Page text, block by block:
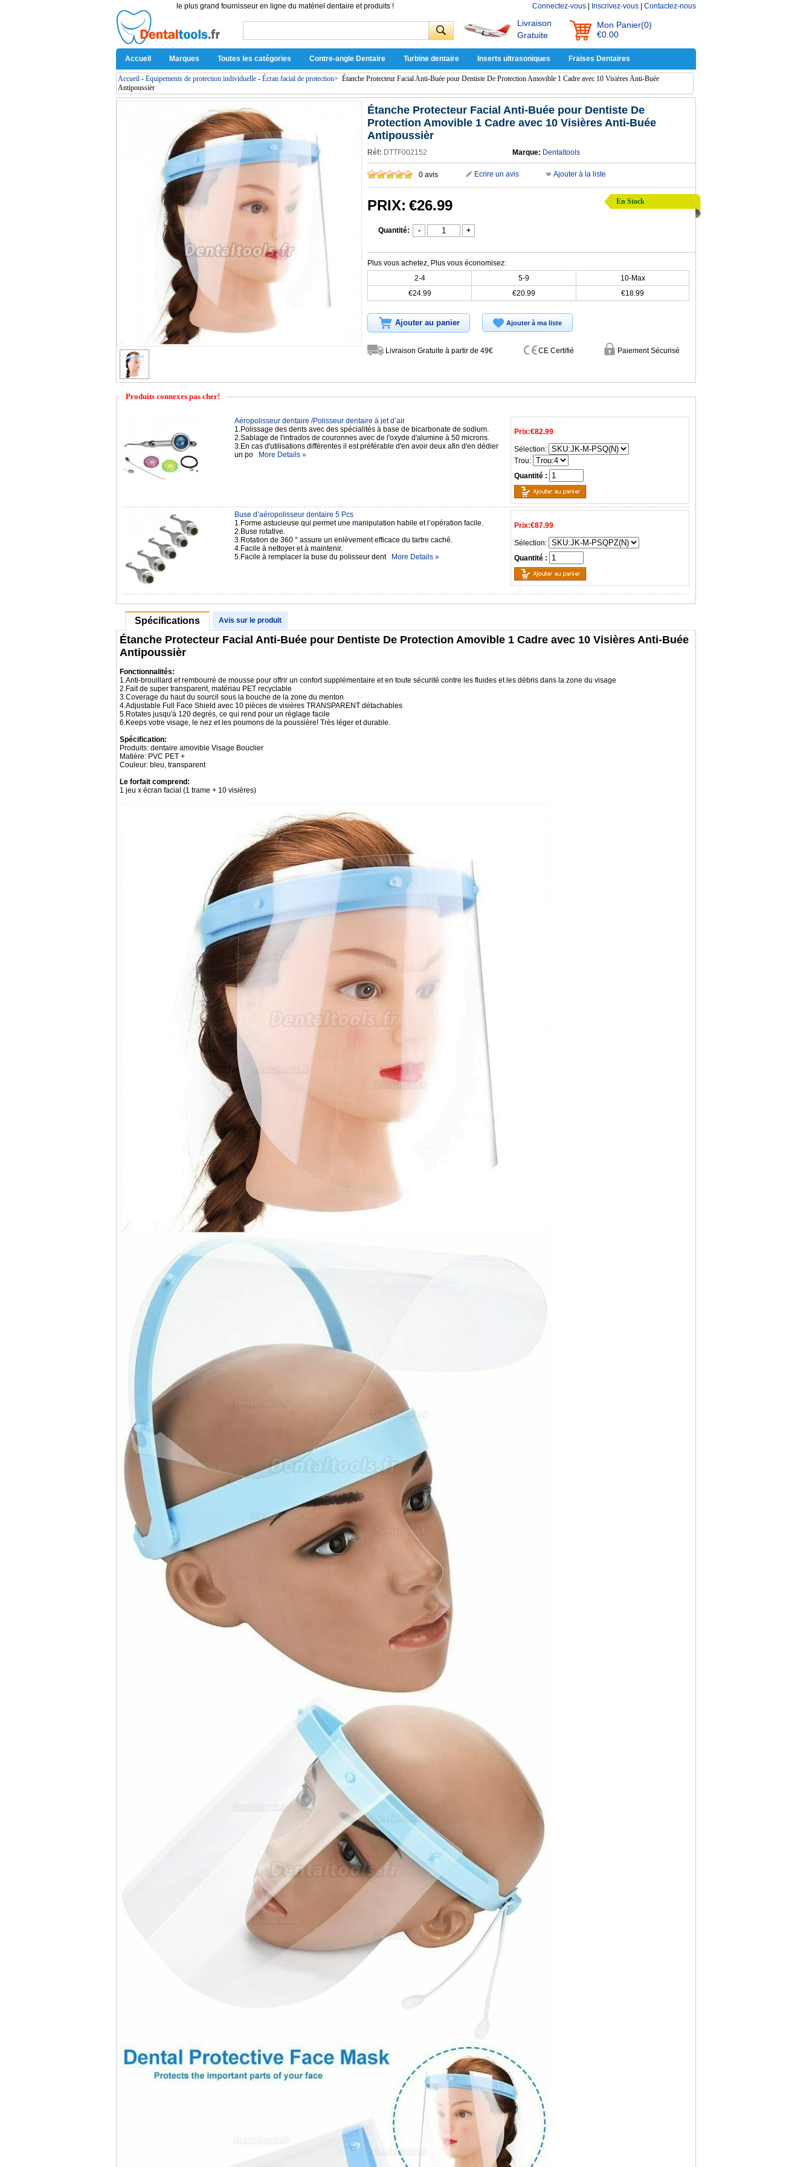
le plus grand fournisseur en ligne du matériel dentaire et produits ! Connectez-vous Inscrivez-vous Contactez-nous
Livraison
Gratuite
Mon Panier(0)
€0.00
Accueil Marques Toutes les catégories Contre-angle Dentaire Turbine dentaire Inserts ultrasoniques Fraises Dentaires
Accueil - Equipements de protection individuelle - Écran facial de protection> Étanche Protecteur Facial Anti-Buée pour Dentiste De Protection Amovible 1 Cadre avec 10 Visières Anti-Buée
Antipoussièr
Étanche Protecteur Facial Anti-Buée pour Dentiste De
Protection Amovible 1 Cadre avec 10 Visières Anti-Buée
Antipoussièr
Réf: DTTF002152 Marque: Dentaltools
0 avis Ecrire un avis Ajouter à la liste
En Stock
PRIX: €26.99
Quantité: - +
Plus vous achetez, Plus vous économisez:
2-4
5-9
10-Max
€24.99
€20.99 €18.99
Ajouter au panier Ajouter à ma liste
Livraison Gratuite à partir de 49€ CE Certifié Paiement Sécurisé
Produits connexes pas cher!
Prix:€82.99
Sélection:
Trou:
Quantité :
Aéropolisseur dentaire /Polisseur dentaire à jet d’air
1.Polissage des dents avec des spécialités à base de bicarbonate de sodium.
2.Sablage de l'intrados de couronnes avec de l'oxyde d'alumine à 50 microns.
3.En cas d'utilisations différentes il est préférable d'en avoir deux afin d'en dédier
un po
More Details »
Prix:€87.99
Sélection:
Quantité :
Buse d’aéropolisseur dentaire 5 Pcs
1.Forme astucieuse qui permet une manipulation habile et l’opération facile.
2.Buse rotative.
3.Rotation de 360 ° assure un enlèvement efficace du tartre caché.
4.Facile à nettoyer et à maintenir.
5.Facile à remplacer la buse du polisseur dent
More Details »
Spécifications Avis sur le produit
Étanche Protecteur Facial Anti-Buée pour Dentiste De Protection Amovible 1 Cadre avec 10 Visières Anti-Buée
Antipoussièr
Fonctionnalités:
1.Anti-brouillard et rembourré de mousse pour offrir un confort supplémentaire et en toute sécurité contre les fluides et les débris dans la zone du visage
2.Fait de super transparent, matériau PET recyclable
3.Coverage du haut du sourcil sous la bouche de la zone du menton
4.Adjustable Full Face Shield avec 10 pièces de visières TRANSPARENT détachables
5.Rotates jusqu'à 120 degrés, ce qui rend pour un réglage facile
6.Keeps votre visage, le nez et les poumons de la poussière! Très léger et durable.
Spécification:
Produits: dentaire amovible Visage Bouclier
Matière: PVC PET +
Couleur: bleu, transparent
Le forfait comprend:
1 jeu x écran facial (1 trame + 10 visières)